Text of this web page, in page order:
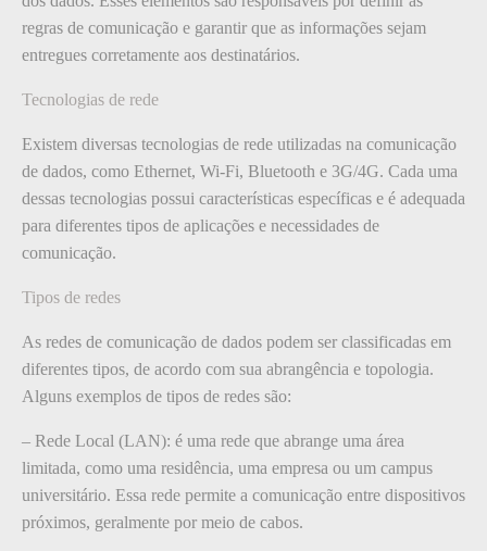
regras de comunicação e garantir que as informações sejam
entregues corretamente aos destinatários.
Tecnologias de rede
Existem diversas tecnologias de rede utilizadas na comunicação
de dados, como Ethernet, Wi-Fi, Bluetooth e 3G/4G. Cada uma
dessas tecnologias possui características específicas e é adequada
para diferentes tipos de aplicações e necessidades de
comunicação.
Tipos de redes
As redes de comunicação de dados podem ser classificadas em
diferentes tipos, de acordo com sua abrangência e topologia.
Alguns exemplos de tipos de redes são:
– Rede Local (LAN): é uma rede que abrange uma área
limitada, como uma residência, uma empresa ou um campus
universitário. Essa rede permite a comunicação entre dispositivos
próximos, geralmente por meio de cabos.